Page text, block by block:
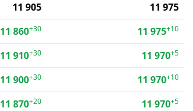
11 905
11 975
11 860+30 11 975+10
11 910+30 11 970+5
11 900+30 11 970+10
11 870+20 11 970+5